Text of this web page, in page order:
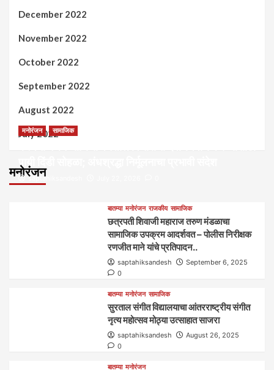
December 2022
November 2022
October 2022
September 2022
August 2022
July 2022
मनोरंजन
मनोरंजन सामाजिक
पायी दिंडी सोहळा; अंधश्रद्धा निर्मूलनाचा प्रभावी संदेश
saptahiksandesh
बातम्या मनोरंजन राजकीय सामाजिक
छत्रपती शिवाजी महाराज तरुण मंडळाचा
सामाजिक उपक्रम आदर्शवत – पोलीस निरीक्षक
रणजीत माने यांचे प्रतिपादन..
saptahiksandesh
September 6, 2025
0
बातम्या मनोरंजन सामाजिक
सुरताल संगीत विद्यालयाचा आंतरराष्ट्रीय संगीत
नृत्य महोत्सव मोठ्या उत्साहात साजरा
saptahiksandesh
August 26, 2025
0
बातम्या मनोरंजन